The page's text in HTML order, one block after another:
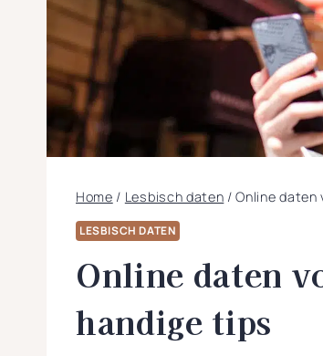
Home / Lesbisch daten / Online daten
LESBISCH DATEN
Online daten
handige tips